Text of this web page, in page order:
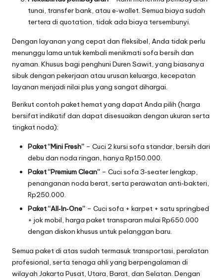
tunai, transfer bank, atau e‑wallet. Semua biaya sudah
tertera di quotation, tidak ada biaya tersembunyi.
Dengan layanan yang cepat dan fleksibel, Anda tidak perlu
menunggu lama untuk kembali menikmati sofa bersih dan
nyaman. Khusus bagi penghuni Duren Sawit, yang biasanya
sibuk dengan pekerjaan atau urusan keluarga, kecepatan
layanan menjadi nilai plus yang sangat dihargai.
Berikut contoh paket hemat yang dapat Anda pilih (harga
bersifat indikatif dan dapat disesuaikan dengan ukuran serta
tingkat noda):
Paket “Mini Fresh” – Cuci 2 kursi sofa standar, bersih dari
debu dan noda ringan, hanya Rp150.000.
Paket “Premium Clean” – Cuci sofa 3‑seater lengkap,
penanganan noda berat, serta perawatan anti‑bakteri,
Rp250.000.
Paket “All‑In‑One” – Cuci sofa + karpet + satu springbed
+ jok mobil, harga paket transparan mulai Rp650.000
dengan diskon khusus untuk pelanggan baru.
Semua paket di atas sudah termasuk transportasi, peralatan
profesional, serta tenaga ahli yang berpengalaman di
wilayah Jakarta Pusat, Utara, Barat, dan Selatan. Dengan